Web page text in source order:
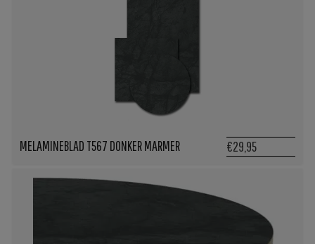
MELAMINEBLAD T567 DONKER MARMER €29,95